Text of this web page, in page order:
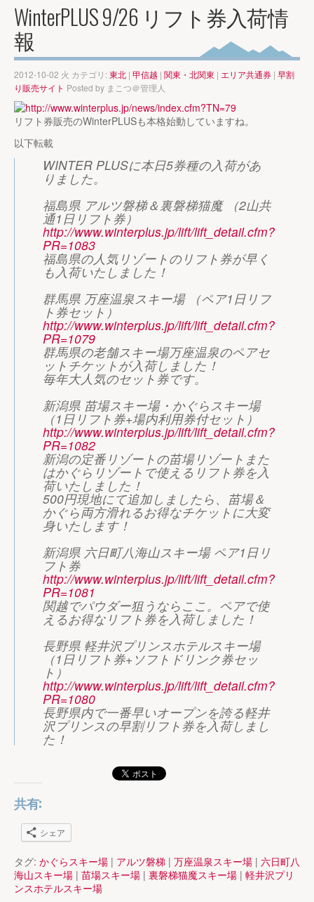
WinterPLUS 9/26 リフト券入荷情
報
2012-10-02 火 カテゴリ:東北 | 甲信越 | 関東・北関東 | エリア共通券 | 早割
り販売サイト Posted by まこつ＠管理人
リフト券販売のWinterPLUSも本格始動していますね。
以下転載
WINTER PLUSに本日5券種の入荷があ
りました。
福島県 アルツ磐梯＆裏磐梯猫魔 （2山共
通1日リフト券）
http://www.winterplus.jp/lift/lift_detail.cfm?
PR=1083
福島県の人気リゾートのリフト券が早く
も入荷いたしました！
群馬県 万座温泉スキー場 （ペア1日リフ
ト券セット）
http://www.winterplus.jp/lift/lift_detail.cfm?
PR=1079
群馬県の老舗スキー場万座温泉のペアセ
ットチケットが入荷しました！
毎年大人気のセット券です。
新潟県 苗場スキー場・かぐらスキー場
（1日リフト券+場内利用券付セット）
http://www.winterplus.jp/lift/lift_detail.cfm?
PR=1082
新潟の定番リゾートの苗場リゾートまた
はかぐらリゾートで使えるリフト券を入
荷いたしました！
500円現地にて追加しましたら、苗場＆
かぐら両方滑れるお得なチケットに大変
身いたします！
新潟県 六日町八海山スキー場 ペア1日リ
フト券
http://www.winterplus.jp/lift/lift_detail.cfm?
PR=1081
関越でパウダー狙うならここ。ペアで使
えるお得なリフト券を入荷しました！
長野県 軽井沢プリンスホテルスキー場
（1日リフト券+ソフトドリンク券セッ
ト）
http://www.winterplus.jp/lift/lift_detail.cfm?
PR=1080
長野県内で一番早いオープンを誇る軽井
沢プリンスの早割リフト券を入荷しまし
た！
共有:
シェア
タグ: かぐらスキー場 | アルツ磐梯 | 万座温泉スキー場 | 六日町八
海山スキー場 | 苗場スキー場 | 裏磐梯猫魔スキー場 | 軽井沢プリ
ンスホテルスキー場